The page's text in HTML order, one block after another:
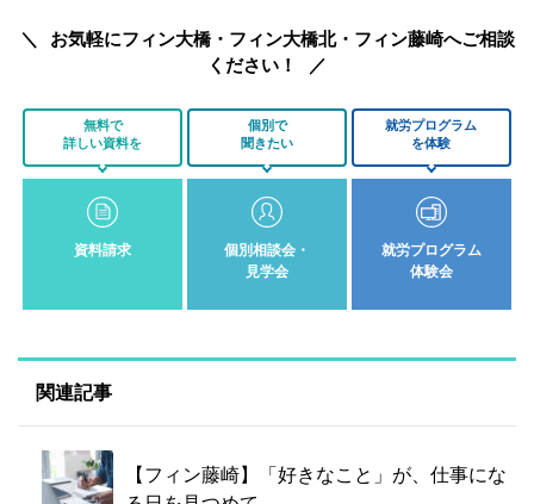
お気軽にフィン大橋・フィン大橋北・フィン藤崎へご相談
ください！
無料で
詳しい資料を
資料請求
個別で
聞きたい
個別相談会・
見学会
就労プログラム
を体験
就労プログラム
体験会
関連記事
【フィン藤崎】「好きなこと」が、仕事にな